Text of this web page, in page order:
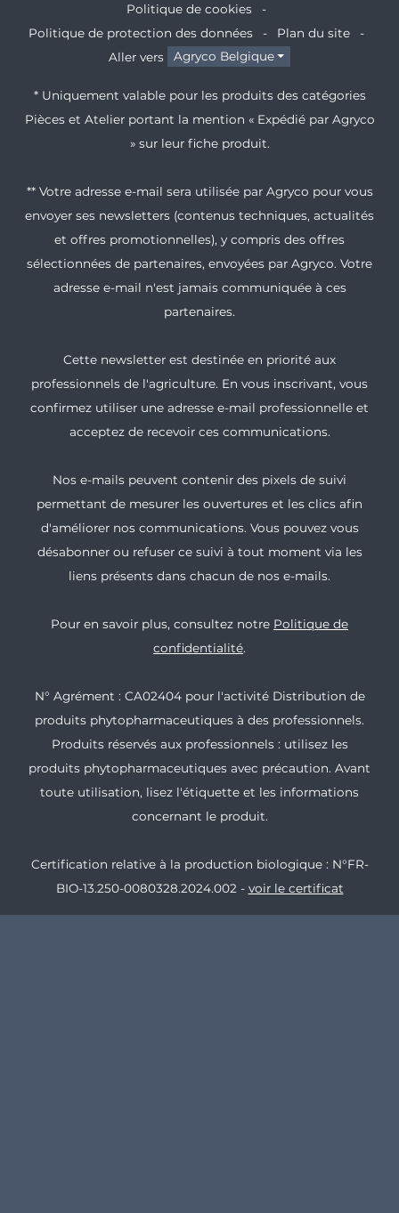
Politique de cookies
Politique de protection des données
Plan du site
Aller vers
Agryco Belgique
* Uniquement valable pour les produits des catégories
Pièces et Atelier portant la mention « Expédié par Agryco
» sur leur fiche produit.
** Votre adresse e-mail sera utilisée par Agryco pour vous
envoyer ses newsletters (contenus techniques, actualités
et offres promotionnelles), y compris des offres
sélectionnées de partenaires, envoyées par Agryco. Votre
adresse e-mail n'est jamais communiquée à ces
partenaires.
Cette newsletter est destinée en priorité aux
professionnels de l'agriculture. En vous inscrivant, vous
confirmez utiliser une adresse e-mail professionnelle et
acceptez de recevoir ces communications.
Nos e-mails peuvent contenir des pixels de suivi
permettant de mesurer les ouvertures et les clics afin
d'améliorer nos communications. Vous pouvez vous
désabonner ou refuser ce suivi à tout moment via les
liens présents dans chacun de nos e-mails.
Pour en savoir plus, consultez notre Politique de
confidentialité.
N° Agrément : CA02404 pour l'activité Distribution de
produits phytopharmaceutiques à des professionnels.
Produits réservés aux professionnels : utilisez les
produits phytopharmaceutiques avec précaution. Avant
toute utilisation, lisez l'étiquette et les informations
concernant le produit.
Certification relative à la production biologique : N°FR-
BIO-13.250-0080328.2024.002 - voir le certificat